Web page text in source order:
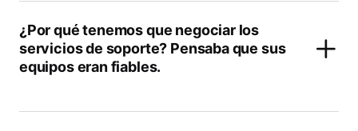
¿Por qué tenemos que negociar los
servicios de soporte? Pensaba que sus
equipos eran fiables.